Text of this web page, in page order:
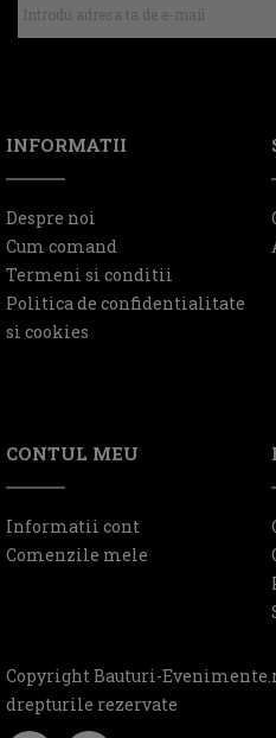
INFORMATII
Despre noi
Cum comand
Termeni si conditii
Politica de confidentialitate
si cookies
CONTUL MEU
Informatii cont
Comenzile mele
Copyright Bauturi-
drepturile rezervate